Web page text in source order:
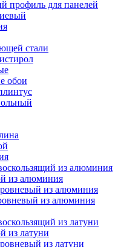
профиль для панелей
стали
обои
из алюминия
из алюминия
из алюминия
из алюминия
из латуни
из латуни
из латуни